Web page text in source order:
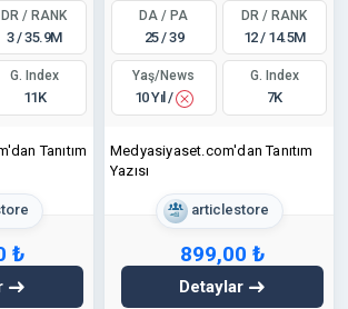
DR / RANK
3 / 35.9M
G. Index
11K
Tanıtım
₺
DA / PA
25 / 39
DR / RANK
12 / 14.5M
Yaş/News
10 Yıl /
G. Index
7K
Medyasiyaset.com'dan Tanıtım
Yazısı
articlestore
899,00 ₺
Detaylar